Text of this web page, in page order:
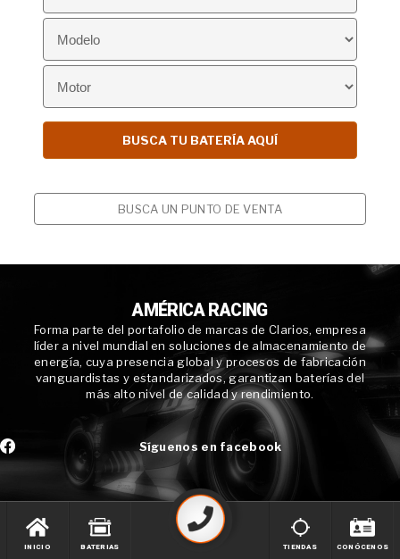
BUSCA UN PUNTO DE VENTA
AMÉRICA RACING
Forma parte del portafolio de marcas de Clarios, empresa
líder a nivel mundial en soluciones de almacenamiento de
energía, cuya presencia global y procesos de fabricación
vanguardistas y estandarizados, garantizan baterías del
más alto nivel de calidad y rendimiento.
Síguenos en facebook
INICIO BATERIAS TIENDAS CONÓCENOS